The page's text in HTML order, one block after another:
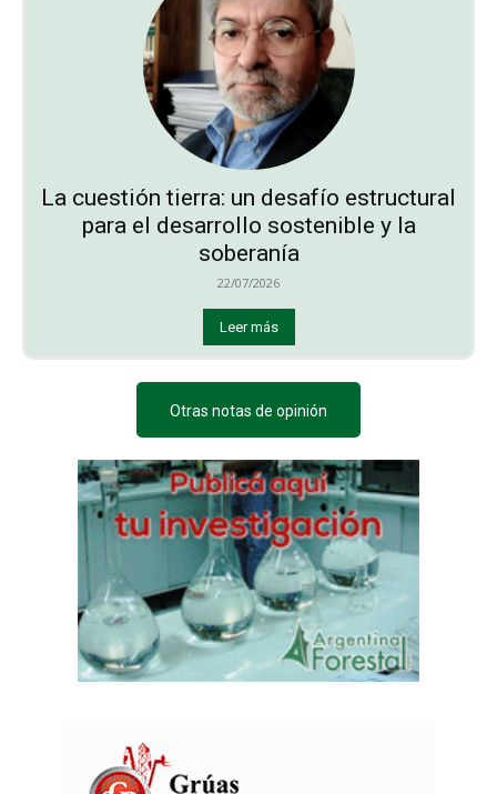
La cuestión tierra: un desafío estructural
para el desarrollo sostenible y la
soberanía
22/07/2026
Leer más
Otras notas de opinión